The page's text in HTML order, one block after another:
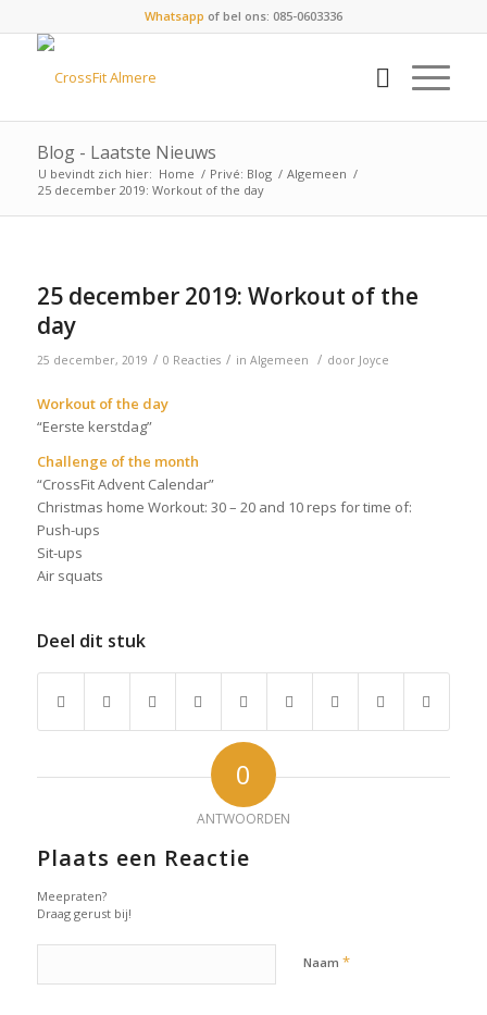
Whatsapp of bel ons: 085-0603336
Blog - Laatste Nieuws
U bevindt zich hier: Home / Privé: Blog / Algemeen /
25 december 2019: Workout of the day
25 december 2019: Workout of the
day
25 december, 2019 / 0 Reacties / in Algemeen / door Joyce
Workout of the day
“Eerste kerstdag”
Challenge of the month
“CrossFit Advent Calendar”
Christmas home Workout: 30 – 20 and 10 reps for time of:
Push-ups
Sit-ups
Air squats
Deel dit stuk
0
ANTWOORDEN
Plaats een Reactie
Meepraten?
Draag gerust bij!
Naam *